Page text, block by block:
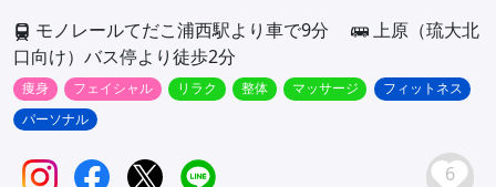
モノレールてだこ浦西駅より車で9分
上原（琉大北
口向け）バス停より徒歩2分
痩身 フェイシャル リラク 整体 マッサージ
フィットネス
パーソナル
6